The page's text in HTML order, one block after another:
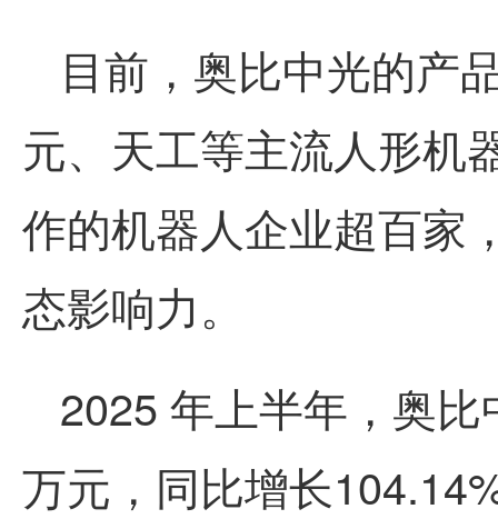
目前， 奥比中光的产
元、天工等主流人形机
作的机器人企业超百家
态影响力。
2025 年上半年， 奥比
万元，同比增长